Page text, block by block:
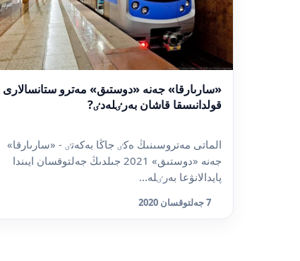
«سارىارقا» جەنە «دوستىق» مەترو ستانسالارى
قولدانىسقا قاشان بەرٸلەدٸ?
الماتى مەتروسىنىڭ ەكٸ جاڭا بەكەتٸ - «سارىارقا»
جەنە «دوستىق» 2021 جىلدىڭ جەلتوقسان ايىندا
پايدالانۋعا بەرٸلە...
7 جەلتوقسان 2020